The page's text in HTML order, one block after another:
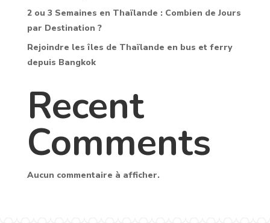
2 ou 3 Semaines en Thaïlande : Combien de Jours
par Destination ?
Rejoindre les îles de Thaïlande en bus et ferry
depuis Bangkok
Recent
Comments
Aucun commentaire à afficher.